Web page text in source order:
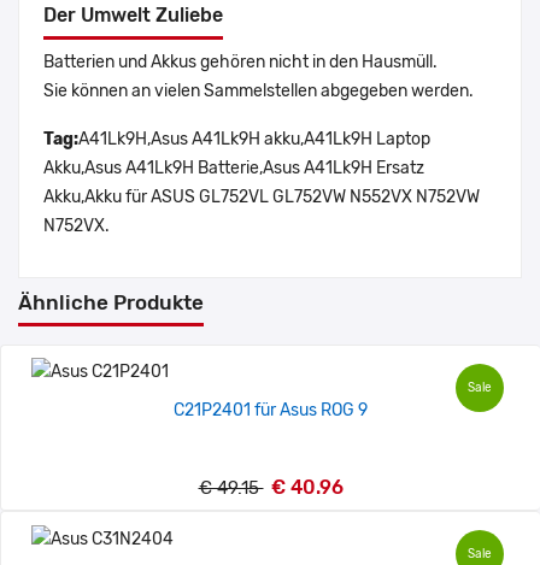
Der Umwelt Zuliebe
Batterien und Akkus gehören nicht in den Hausmüll.
Sie können an vielen Sammelstellen abgegeben werden.
Tag:A41Lk9H,Asus A41Lk9H akku,A41Lk9H Laptop
Akku,Asus A41Lk9H Batterie,Asus A41Lk9H Ersatz
Akku,Akku für ASUS GL752VL GL752VW N552VX N752VW
N752VX.
Ähnliche Produkte
Sale
C21P2401 für Asus ROG 9
€ 49.15 € 40.96
Sale